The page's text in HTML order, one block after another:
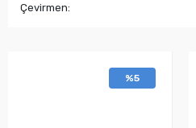
Çevirmen:
%5